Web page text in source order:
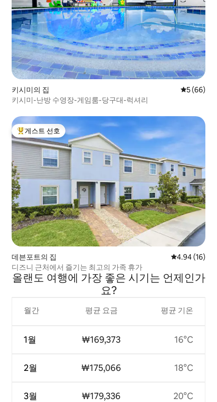
키시미의 집 평점 5점(5
5 (66)
키시미-난방 수영장-게임룸-당구대-럭셔리
상위 게스트 선호
게스트 선호
데븐포트의 집 평점 4.94점(5
4.94 (16)
디즈니 근처에서 즐기는 최고의 가족 휴가
올랜도 여행에 가장 좋은 시기는 언제인가
요?
월간
1월
2월
3월
평균 요금
₩169,373
₩175,066
₩179,336
평균 기온
16°C
18°C
20°C